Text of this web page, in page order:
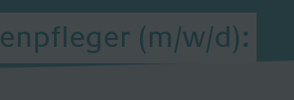
(m/w/d):